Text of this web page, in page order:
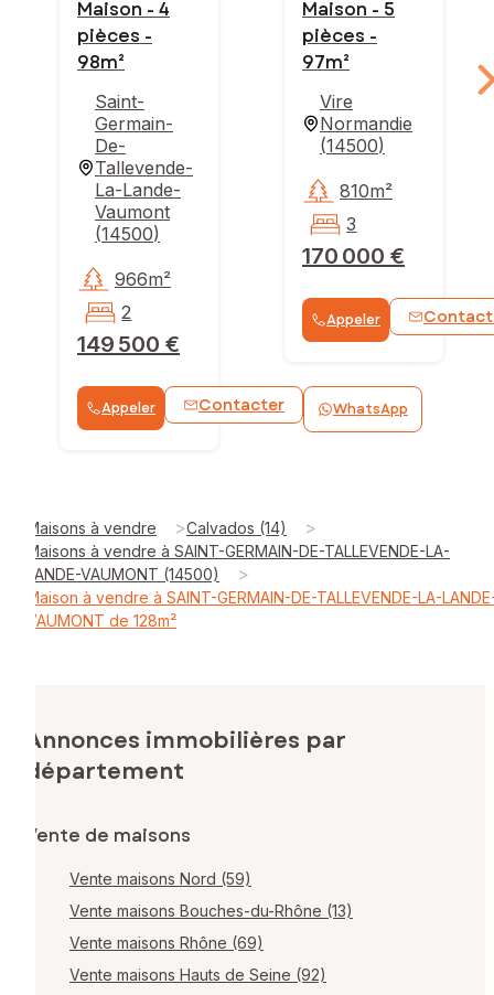
Maison - 4
pièces -
98m²
Saint-
Germain-
De-
Tallevende-
La-Lande-
Vaumont
(14500)
149 500 €
966m²
2
Appeler Contacter WhatsApp
Maison - 5
pièces -
97m²
Vire
Normandie
(14500)
170 000 €
810m²
3
Appeler
Maisons à vendre >Calvados (14) >
Maisons à vendre à SAINT-GERMAIN-DE-TALLEVENDE-LA-
LANDE-VAUMONT (14500)
>
Maison à vendre à SAINT-GERMAIN-DE-TALLEVENDE-LA-
VAUMONT de 128m²
Annonces immobilières par
département
Vente de maisons
Vente maisons Nord (59)
Vente maisons Bouches-du-Rhône (13)
Vente maisons Rhône (69)
Vente maisons Hauts de Seine (92)